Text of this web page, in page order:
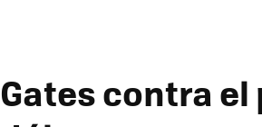
Gates contra